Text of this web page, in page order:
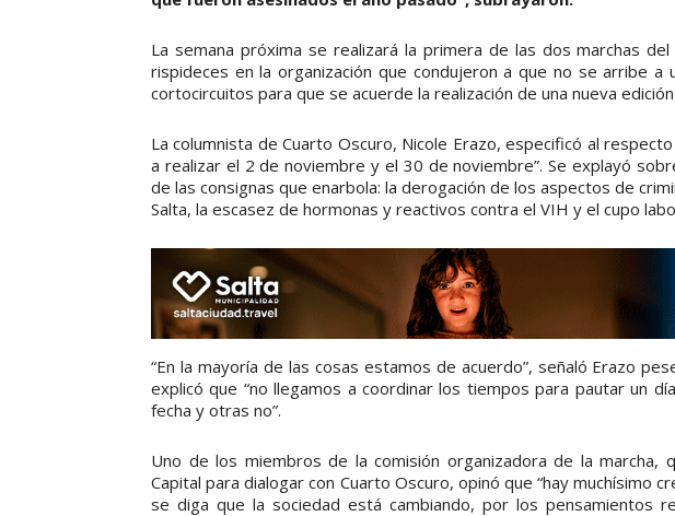
La semana próxima se realizará la primera de las dos marchas
rispideces en la organización que condujeron a que no se arribe a
cortocircuitos para que se acuerde la realización de una nueva
La columnista de Cuarto Oscuro, Nicole Erazo, especificó al
a realizar el 2 de noviembre y el 30 de noviembre”. Se explayó
de las consignas que enarbola: la derogación de los aspectos de
Salta, la escasez de hormonas y reactivos contra el VIH y el cupo
“En la mayoría de las cosas estamos de acuerdo”, señaló Erazo
explicó que “no llegamos a coordinar los tiempos para pautar un
fecha y otras no”.
Uno de los miembros de la comisión organizadora de la marcha,
Capital para dialogar con Cuarto Oscuro, opinó que “hay muchísimo
se diga que la sociedad está cambiando, por los pensamientos